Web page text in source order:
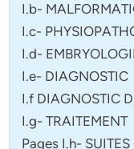
I.b-
I.c-
I.d-
I.e- DIAGNOSTIC
I.f DIAGNOSTIC
I.g- TRAITEMENT
Pages I.h-